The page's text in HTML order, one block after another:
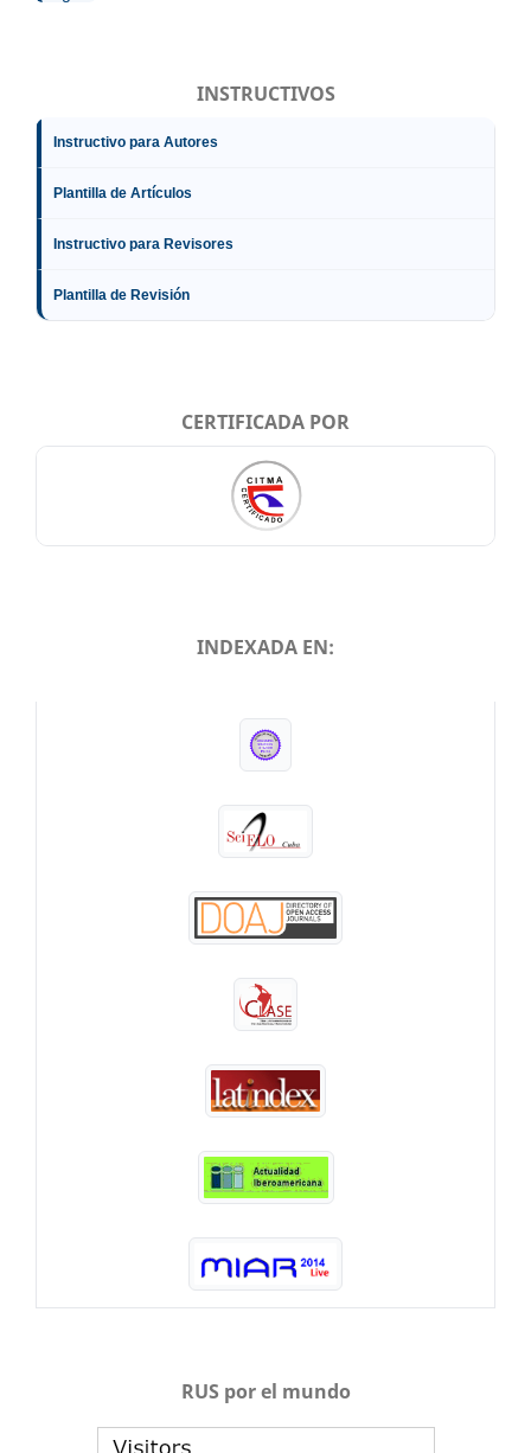
INSTRUCTIVOS
Instructivo para Autores
Plantilla de Artículos
Instructivo para Revisores
Plantilla de Revisión
CERTIFICADA POR
INDEXADA EN:
RUS por el mundo